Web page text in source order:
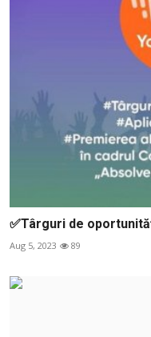
✅Târguri de
Aug 5, 2023 89